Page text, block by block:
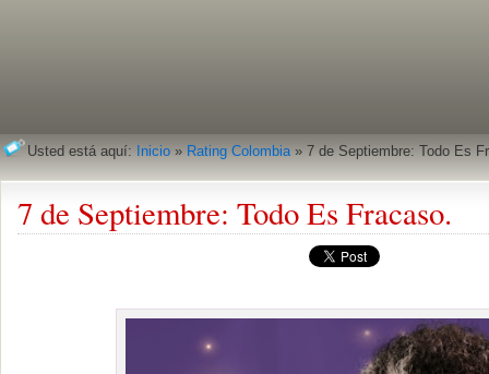
Usted está aquí: Inicio » Rating Colombia» 7 de Septiembre: Todo Es
7 de Septiembre: Todo Es Fracaso.